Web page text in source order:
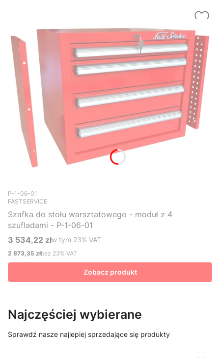
Kod produktu
P-1-06-01
FASTSERVICE
Szafka do stołu warsztatowego - moduł z 4
szufladami - P-1-06-01
Cena brutto
3 534,22 złw tym %s VAT
w tym 23% VAT
Cena netto
2 873,35 złbez 23% VAT
Zobacz produkt
Najczęściej wybierane
Sprawdź nasze najlepiej sprzedające się produkty